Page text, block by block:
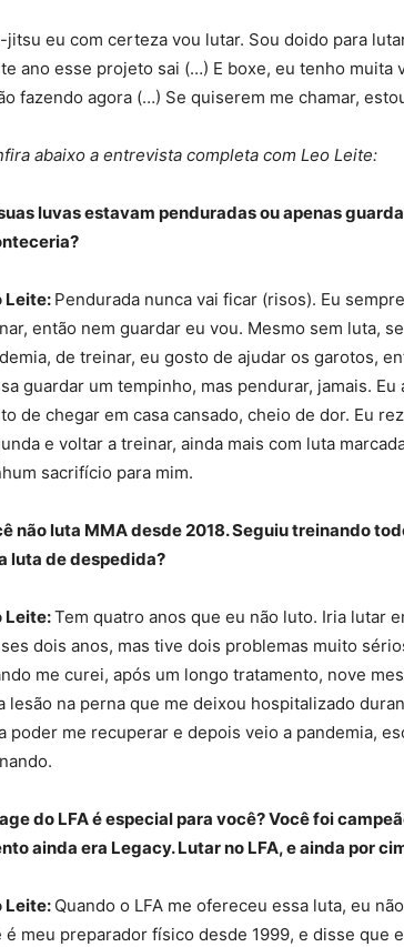
jitsu eu com certeza vou lutar. Sou doido para
ano esse projeto sai (…) E boxe, eu tenho muita
fazendo agora (…) Se quiserem me chamar,
abaixo a entrevista completa com Leo Leite:
luvas estavam penduradas ou apenas
Leite: Pendurada nunca vai ficar (risos). Eu
então nem guardar eu vou. Mesmo sem luta,
de treinar, eu gosto de ajudar os garotos,
guardar um tempinho, mas pendurar, jamais.
de chegar em casa cansado, cheio de dor. Eu
e voltar a treinar, ainda mais com luta
sacrifício para mim.
não luta MMA desde 2018. Seguiu treinando
luta de despedida?
Leite:Tem quatro anos que eu não luto. Iria lutar
dois anos, mas tive dois problemas muito
me curei, após um longo tratamento, nove
lesão na perna que me deixou hospitalizado
poder me recuperar e depois veio a pandemia,
do LFA é especial para você? Você foi
ainda era Legacy. Lutar no LFA, e ainda por
Leite: Quando o LFA me ofereceu essa luta, eu
é meu preparador físico desde 1999, e disse que